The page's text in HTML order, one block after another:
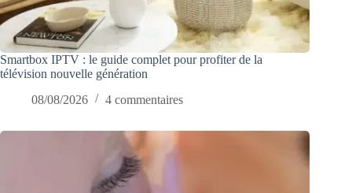
Smartbox IPTV : le guide complet pour profiter de la
télévision nouvelle génération
08/08/2026
4 commentaires